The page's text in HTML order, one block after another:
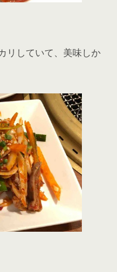
リしていて、美味しか